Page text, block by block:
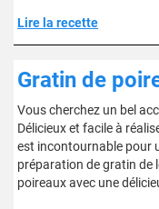
Lire la recette
Gratin de
Vous cherchez un bel
Délicieux et facile à
est incontournable pour
préparation de gratin de
poireaux avec une